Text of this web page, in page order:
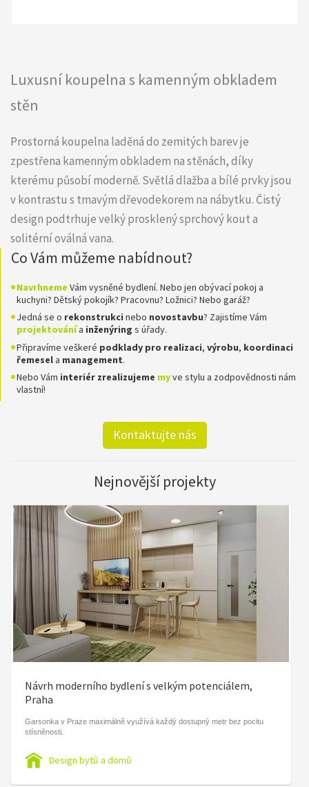
Luxusní koupelna s kamenným obkladem
stěn
Prostorná koupelna laděná do zemitých barev je
zpestřena kamenným obkladem na stěnách, díky
kterému působí moderně. Světlá dlažba a bílé prvky jsou
v kontrastu s tmavým dřevodekorem na nábytku. Čistý
design podtrhuje velký prosklený sprchový kout a
solitérní oválná vana.
Co Vám můžeme nabídnout?
Navrhneme Vám vysněné bydlení. Nebo jen obývací pokoj a
kuchyni? Dětský pokojík? Pracovnu? Ložnici? Nebo garáž?
Jedná se o rekonstrukci nebo novostavbu? Zajistíme Vám
projektovánía inženýring s úřady.
Připravíme veškeré podklady pro realizaci, výrobu, koordinaci
řemesela management.
Nebo Vám interiér zrealizujeme myve stylu a zodpovědnosti nám
vlastní!
Kontaktujte nás
Nejnovější projekty
Návrh moderního bydlení s velkým potenciálem,
Praha
Garsonka v Praze maximálně využívá každý dostupný metr bez pocitu
stísněnosti.
Design bytů a domů